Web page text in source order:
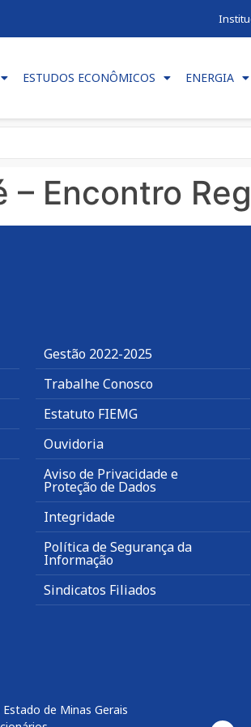
ESTUDOS ECONÔMICOS ENERGIA
– Encontro
Gestão 2022-2025
Trabalhe Conosco
Estatuto FIEMG
Ouvidoria
Aviso de Privacidade e
Proteção de Dados
Integridade
Política de Segurança da
Informação
Sindicatos Filiados
de Minas Gerais